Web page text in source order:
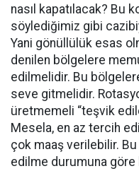
nasıl kapatılacak? Bu
söylediğimiz gibi
Yani gönüllülük esas
denilen bölgelere
edilmelidir. Bu
seve gitmelidir.
üretmemeli “teşvik
Mesela, en az tercih
çok maaş verilebilir.
edilme durumuna göre